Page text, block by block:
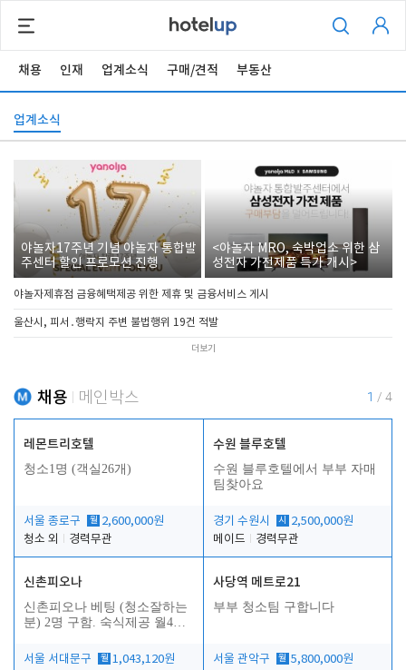
채용 인재 업계소식 구매/견적 부동산
업계소식
야놀자17주년 기념 야놀자 통합발
주센터 할인 프로모션 진행
<야놀자 MRO, 숙박업소 위한 삼
성전자 가전제품 특가 개시>
야놀자제휴점 금융혜택제공 위한 제휴 및 금융서비스 게시
울산시, 피서․행락지 주변 불법행위 19건 적발
더보기
채용 메인박스 1 / 4
레몬트리호텔
청소1명 (객실26개)
서울 종로구 월 2,600,000원
청소 외
경력무관
수원 블루호텔
수원 블루호텔에서 부부 자매
팀찾아요
경기 수원시 시
2,500,000원
메이드
경력무관
신촌피오나
신촌피오나 베팅 (청소잘하는
분) 2명 구함. 숙식제공 월4회
서울 서대문구
월 1,043,120원
사당역 메트로21
부부 청소팀 구합니다
서울 관악구 월 5,800,000원